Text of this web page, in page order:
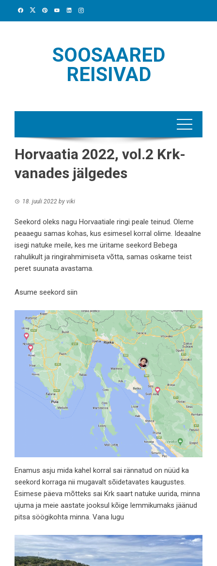
SOOSAARED
REISIVAD
Horvaatia 2022, vol.2 Krk-
vanades jälgedes
18. juuli 2022 by viki
Seekord oleks nagu Horvaatiale ringi peale teinud. Oleme
peaaegu samas kohas, kus esimesel korral olime. Ideaalne
isegi natuke meile, kes me üritame seekord Bebega
rahulikult ja ringirahmimiseta võtta, samas oskame teist
peret suunata avastama.
Asume seekord siin
Enamus asju mida kahel korral sai rännatud on nüüd ka
seekord korraga nii mugavalt sõidetavates kaugustes.
Esimese päeva mõtteks sai Krk saart natuke uurida, minna
ujuma ja meie aastate jooksul kõige lemmikumaks jäänud
pitsa söögikohta minna. Vana lugu